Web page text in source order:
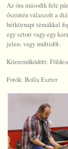
Az óra második fele
őszintén válaszolt a
hétköznapi témákkal
egy sztori vagy egy
jelen- vagy múltidőt.
Közreműködött:
Fotók: Bolla Eszter